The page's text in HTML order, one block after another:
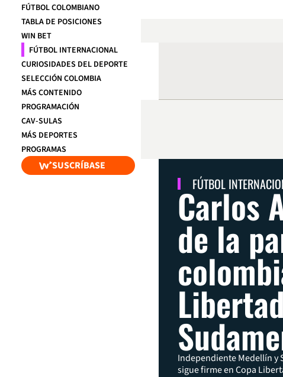
FÚTBOL COLOMBIANO
TABLA DE POSICIONES
WIN BET
FÚTBOL INTERNACIONAL
CURIOSIDADES DEL DEPORTE
SELECCIÓN COLOMBIA
MÁS CONTENIDO
PROGRAMACIÓN
CAV-SULAS
MÁS DEPORTES
PROGRAMAS
SUSCRÍBASE
FÚTBOL
Carlos
de la
Independiente Medellín y
sigue firme en Copa